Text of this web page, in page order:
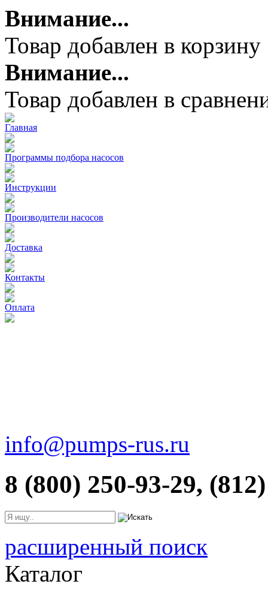
Внимание...
Товар добавлен в корзину
Внимание...
Товар добавлен в
Главная
Программы подбора насосов
Инструкции
Производители насосов
Доставка
Контакты
Оплата
info@pumps-rus.ru
8 (800) 250-93-29,
расширенный поиск
Каталог